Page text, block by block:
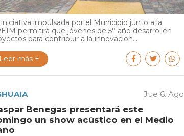
iniciativa impulsada por el Municipio junto a la
permitirá que jóvenes de 5° año desarrollen
para contribuir a la innovación...
Leer más +
Jue 6. Ago
Benegas presentará este
un show acústico en el Medio